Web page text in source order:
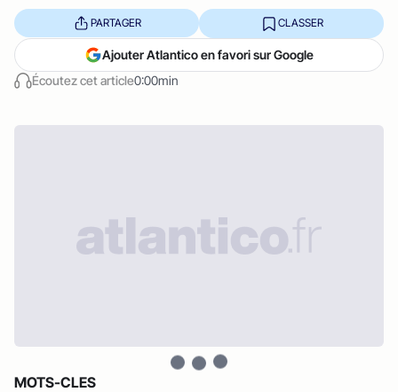
Écoutez cet article0:00min
PARTAGER CLASSER
Ajouter Atlantico en favori sur Google
MOTS-CLES